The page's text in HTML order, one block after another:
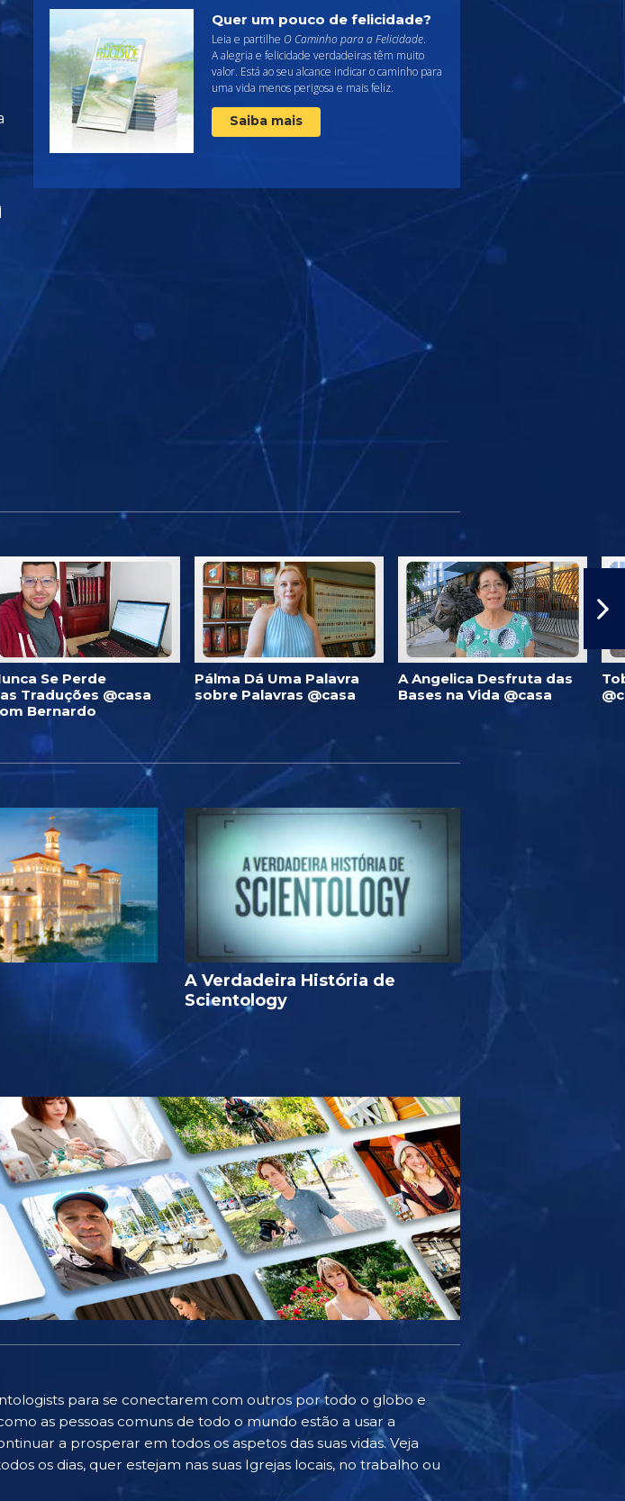
Quer um pouco de felicidade?
Leia e partilhe O Caminho para a Felicidade.
A alegria e felicidade verdadeiras têm muito
valor. Está ao seu alcance indicar o caminho para
uma vida menos perigosa e mais feliz.
Saiba mais
Se Perde
Traduções @casa
Bernardo
Pálma Dá Uma Palavra
sobre Palavras @casa
A Angelica Desfruta das
Bases na Vida @casa
A Verdadeira História de
Scientology
para se conectarem com outros por todo o globo e
as pessoas comuns de todo o mundo estão a usar a
a prosperar em todos os aspetos das suas vidas. Veja
os dias, quer estejam nas suas Igrejas locais, no trabalho ou